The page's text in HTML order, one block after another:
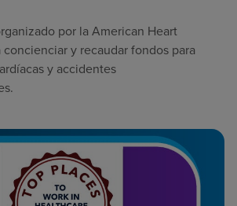
por la American Heart
y recaudar fondos para
y accidentes